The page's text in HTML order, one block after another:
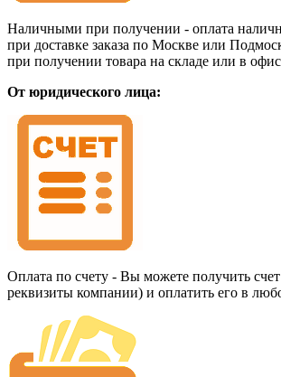
Наличными при получении - оплата
при доставке заказа по Москве или
при получении товара на складе или в
От юридического лица:
Оплата по счету - Вы можете получить
реквизиты компании) и оплатить его в